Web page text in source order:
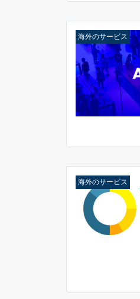
海外のサービス
海外のサービス